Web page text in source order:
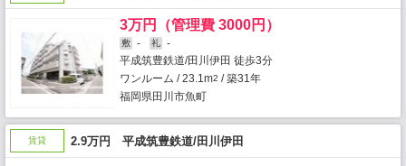
3万円（管理費 3000円）
敷 - 礼
-
平成筑豊鉄道/田川伊田 徒歩3分
ワンルーム / 23.1m2 / 築31年
福岡県田川市魚町
賃貸 2.9万円 平成筑豊鉄道/田川伊田